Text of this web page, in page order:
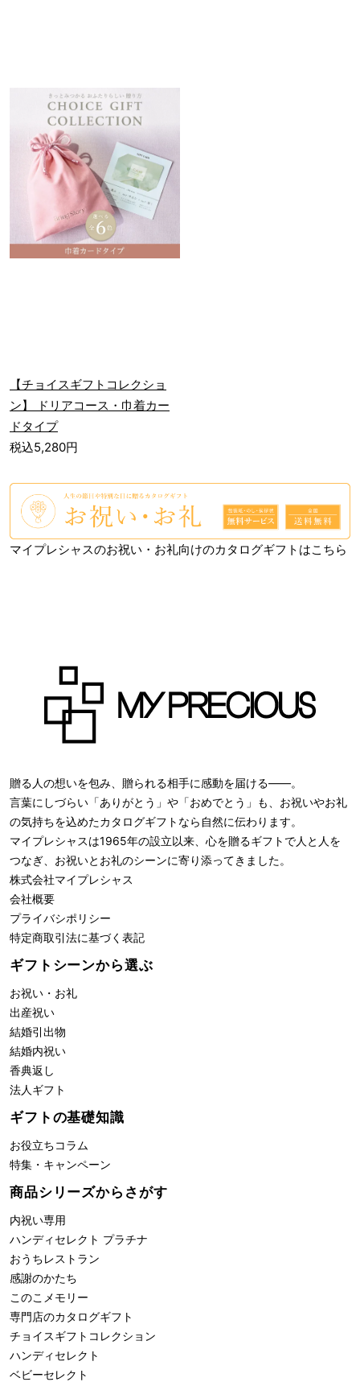
【チョイスギフトコレクショ
ン】 ドリアコース・巾着カー
ドタイプ
税込5,280円
マイプレシャスのお祝い・お礼向けのカタログギフトはこちら
贈る人の想いを包み、贈られる相手に感動を届ける――。
言葉にしづらい「ありがとう」や「おめでとう」も、お祝いやお礼
の気持ちを込めたカタログギフトなら自然に伝わります。
マイプレシャスは1965年の設立以来、心を贈るギフトで人と人を
つなぎ、お祝いとお礼のシーンに寄り添ってきました。
株式会社マイプレシャス
会社概要
プライバシポリシー
特定商取引法に基づく表記
ギフトシーンから選ぶ
お祝い・お礼
出産祝い
結婚引出物
結婚内祝い
香典返し
法人ギフト
ギフトの基礎知識
お役立ちコラム
特集・キャンペーン
商品シリーズからさがす
内祝い専用
ハンディセレクト プラチナ
おうちレストラン
感謝のかたち
このこメモリー
専門店のカタログギフト
チョイスギフトコレクション
ハンディセレクト
ベビーセレクト